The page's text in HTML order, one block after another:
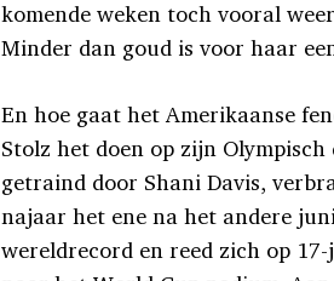
komende weken toch vooral
Minder dan goud is voor haar
En hoe gaat het Amerikaanse
Stolz het doen op zijn Olympisch
getraind door Shani Davis,
najaar het ene na het andere
wereldrecord en reed zich op